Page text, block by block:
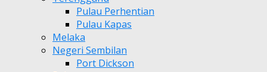
Pulau Perhentian
Pulau Kapas
Melaka
Negeri Sembilan
Port Dickson